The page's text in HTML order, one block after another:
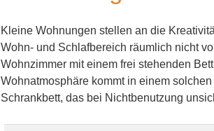
Kleine Wohnungen stellen an die
Wohn- und Schlafbereich räumlich nicht
Wohnzimmer mit einem frei stehenden
Wohnatmosphäre kommt in einem
Schrankbett, das bei Nichtbenutzung